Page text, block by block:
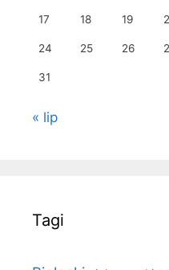
17 18 19
24 25 26
31
« lip
Tagi